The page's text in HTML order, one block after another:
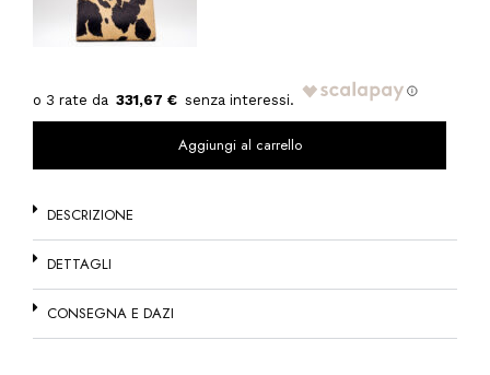
331,67 €
Aggiungi al carrello
DESCRIZIONE
DETTAGLI
CONSEGNA E DAZI